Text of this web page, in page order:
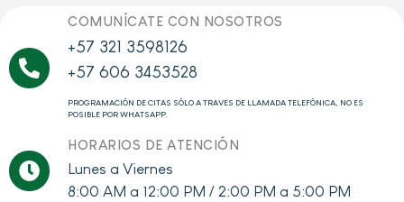
COMUNÍCATE CON NOSOTROS
+57 321 3598126
+57 606 3453528
PROGRAMACIÓN DE CITAS SÓLO A TRAVES DE LLAMADA TELEFÓNICA, NO ES
POSIBLE POR WHATSAPP.
HORARIOS DE ATENCIÓN
Lunes a Viernes
8:00 AM a 12:00 PM / 2:00 PM a 5:00 PM